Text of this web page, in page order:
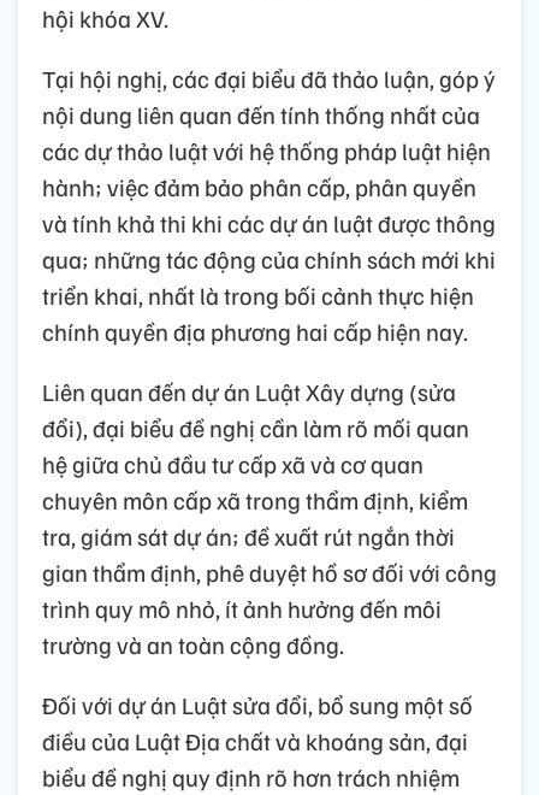
hội khóa XV.
Tại hội nghị, các đại biểu đã thảo luận, góp ý
nội dung liên quan đến tính thống nhất của
các dự thảo luật với hệ thống pháp luật hiện
hành; việc đảm bảo phân cấp, phân quyền
và tính khả thi khi các dự án luật được thông
qua; những tác động của chính sách mới khi
triển khai, nhất là trong bối cảnh thực hiện
chính quyền địa phương hai cấp hiện nay.
Liên quan đến dự án Luật Xây dựng (sửa
đổi), đại biểu đề nghị cần làm rõ mối quan
hệ giữa chủ đầu tư cấp xã và cơ quan
chuyên môn cấp xã trong thẩm định, kiểm
tra, giám sát dự án; đề xuất rút ngắn thời
gian thẩm định, phê duyệt hồ sơ đối với công
trình quy mô nhỏ, ít ảnh hưởng đến môi
trường và an toàn cộng đồng.
Đối với dự án Luật sửa đổi, bổ sung một số
điều của Luật Địa chất và khoáng sản, đại
biểu đề nghị quy định rõ hơn trách nhiệm